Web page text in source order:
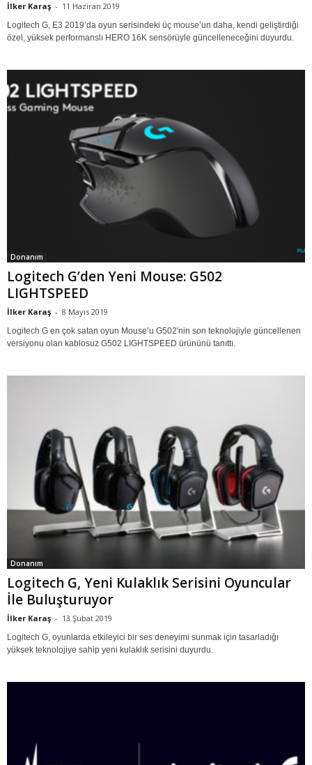
İlker Karaş - 11 Haziran 2019
Logitech G, E3 2019’da oyun serisindeki üç mouse’un daha, kendi geliştirdiği
özel, yüksek performanslı HERO 16K sensörüyle güncelleneceğini duyurdu.
Donanım
Logitech G’den Yeni Mouse: G502
LIGHTSPEED
İlker Karaş - 8 Mayıs 2019
Logitech G en çok satan oyun Mouse’u G502'nin son teknolojiyle güncellenen
versiyonu olan kablosuz G502 LIGHTSPEED ürününü tanıttı.
Donanım
Logitech G, Yeni Kulaklık Serisini Oyuncular
İle Buluşturuyor
İlker Karaş - 13 Şubat 2019
Logitech G, oyunlarda etkileyici bir ses deneyimi sunmak için tasarladığı
yüksek teknolojiye sahip yeni kulaklık serisini duyurdu.